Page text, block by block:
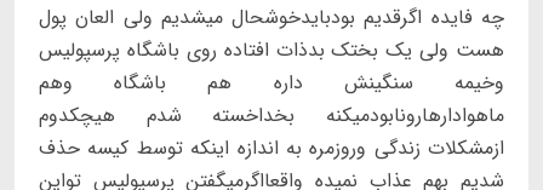
چه فایده اگرقدیم بودبایدخوشحال میشدیم ولی العان پول
هست ولی یک بختک بدذات افتاده روی باشگاه پرسپولیس
وخیمه سنگینش داره هم باشگاه وهم
ماهوادارهارونابودمیکنه بخداخسته شدم هیچکدوم
ازمشکلات زندگی وروزمره به اندازه اینکه توسط کیسه حذف
شدیم بهم عذاب نمیده واقعااگرمیگفتن پرسپولیس تواین